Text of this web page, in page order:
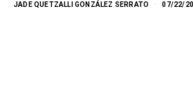
JADE QUETZALLI GONZÁLEZ SERRATO 07/22/